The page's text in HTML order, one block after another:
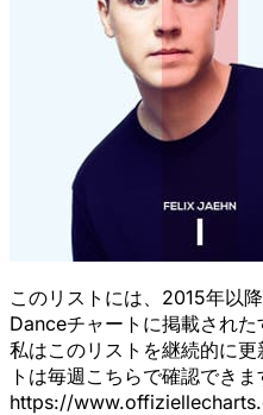
このリストには、2015年以
Danceチャートに掲載された
私はこのリストを継続的に
トは毎週こちらで確認できま
https://